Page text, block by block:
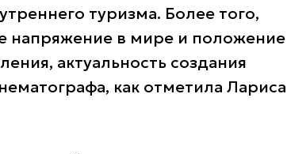
туризма. Более того,
напряжение в мире и положение
актуальность создания
как отметила Лариса